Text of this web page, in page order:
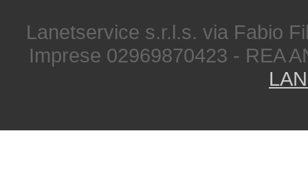
Lanetservice s.r.l.s. via Fabio
Imprese 02969870423 - REA